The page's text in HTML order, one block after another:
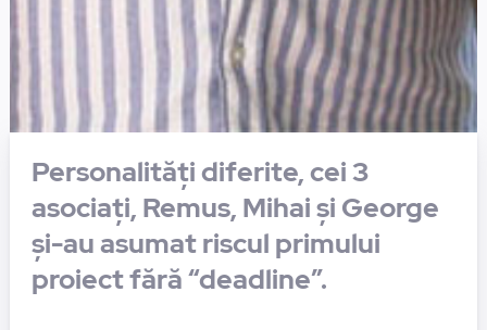
Personalități diferite, cei 3
asociați, Remus, Mihai și George
și-au asumat riscul primului
proiect fără “deadline”.